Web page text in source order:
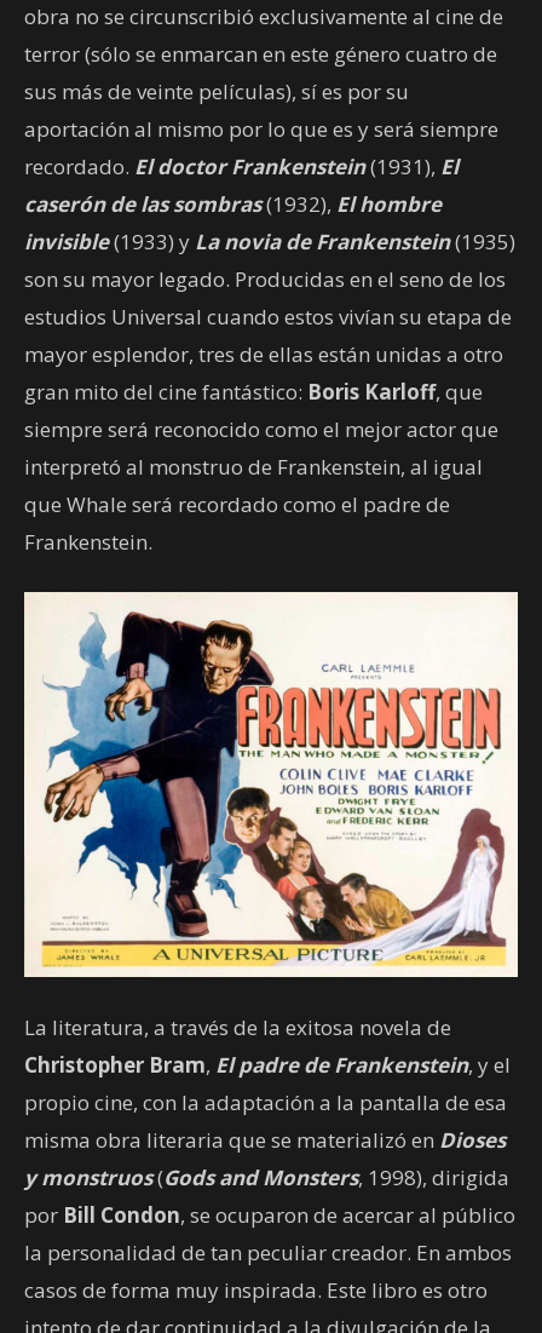
obra no se circunscribió exclusivamente al cine de
terror (sólo se enmarcan en este género cuatro de
sus más de veinte películas), sí es por su
aportación al mismo por lo que es y será siempre
recordado. El doctor Frankenstein(1931), El
caserón de las sombras(1932), El hombre
invisible(1933) y La novia de Frankenstein(1935)
son su mayor legado. Producidas en el seno de los
estudios Universal cuando estos vivían su etapa de
mayor esplendor, tres de ellas están unidas a otro
gran mito del cine fantástico: Boris Karloff, que
siempre será reconocido como el mejor actor que
interpretó al monstruo de Frankenstein, al igual
que Whale será recordado como el padre de
Frankenstein.
La literatura, a través de la exitosa novela de
Christopher Bram, El padre de Frankenstein, y el
propio cine, con la adaptación a la pantalla de esa
misma obra literaria que se materializó en Dioses
y monstruos(Gods and Monsters, 1998), dirigida
por Bill Condon, se ocuparon de acercar al público
la personalidad de tan peculiar creador. En ambos
casos de forma muy inspirada. Este libro es otro
intento de dar continuidad a la divulgación de la